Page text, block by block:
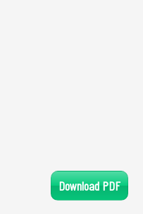
Download PDF